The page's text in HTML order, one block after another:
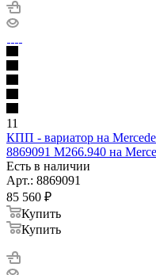
11
КПП - вариатор на
8869091 M266.940 на
Есть в наличии
Арт.: 8869091
85 560 ₽
Купить
Купить